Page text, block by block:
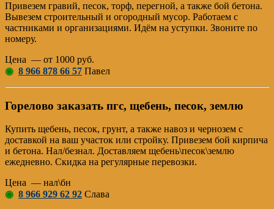
Привезем гравий, песок, торф, перегной, а также бой бетона.
Вывезем строительный и огородный мусор. Работаем с
частниками и организациями. Идём на уступки. Звоните по
номеру.
Цена — от 1000 руб.
◉ 8 966 878 66 57 Павел
Горелово заказать пгс, щебень, песок, землю
Купить щебень, песок, грунт, а также навоз и чернозем с
доставкой на ваш участок или стройку. Привезем бой кирпича
и бетона. Нал/безнал. Доставляем щебень\песок\землю
ежедневно. Скидка на регулярные перевозки.
Цена — нал\бн
◉ 8 966 929 62 92 Слава